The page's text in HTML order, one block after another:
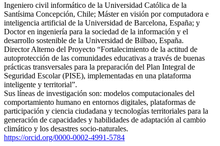
Ingeniero civil informático de la Universidad Católica de la
Santísima Concepción, Chile; Máster en visión por computadora e
inteligencia artificial de la Universidad de Barcelona, España; y
Doctor en ingeniería para la sociedad de la información y el
desarrollo sostenible de la Universidad de Bilbao, España.
Director Alterno del Proyecto “Fortalecimiento de la actitud de
autoprotección de las comunidades educativas a través de buenas
prácticas transversales para la preparación del Plan Integral de
Seguridad Escolar (PISE), implementadas en una plataforma
inteligente y territorial”.
Sus líneas de investigación son: modelos computacionales del
comportamiento humano en entornos digitales, plataformas de
participación y ciencia ciudadana y tecnologías territoriales para la
generación de capacidades y habilidades de adaptación al cambio
climático y los desastres socio-naturales.
https://orcid.org/0000-0002-4991-5784